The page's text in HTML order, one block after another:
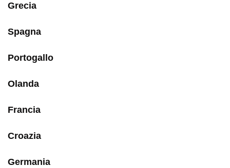
Grecia
Spagna
Portogallo
Olanda
Francia
Croazia
Germania